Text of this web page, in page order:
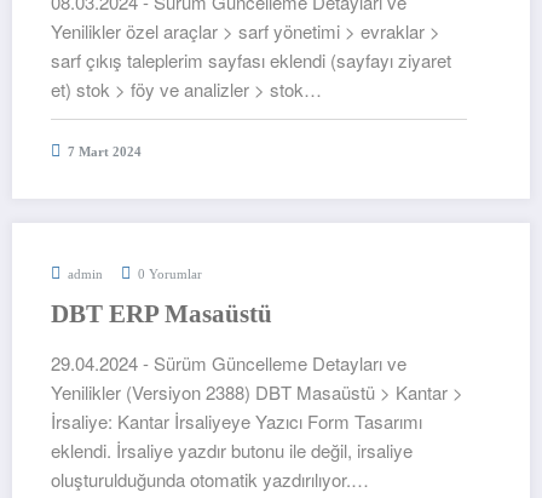
Yenilikler özel araçlar > sarf yönetimi > evraklar >
sarf çıkış taleplerim sayfası eklendi (sayfayı ziyaret
et) stok > föy ve analizler > stok…
7 Mart 2024
admin 0 Yorumlar
DBT ERP Masaüstü
29.04.2024 - Sürüm Güncelleme Detayları ve
Yenilikler (Versiyon 2388) DBT Masaüstü > Kantar >
İrsaliye: Kantar İrsaliyeye Yazıcı Form Tasarımı
eklendi. İrsaliye yazdır butonu ile değil, irsaliye
oluşturulduğunda otomatik yazdırılıyor.…